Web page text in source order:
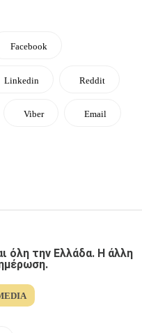
Facebook
Linkedin Reddit
Viber Email
όλη την Ελλάδα. Η άλλη